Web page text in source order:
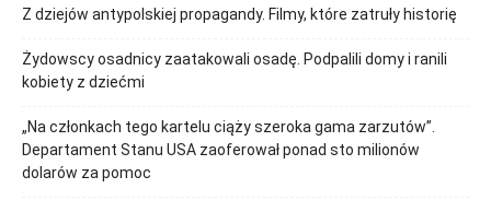
Z dziejów antypolskiej propagandy. Filmy, które zatruły historię
Żydowscy osadnicy zaatakowali osadę. Podpalili domy i ranili
kobiety z dziećmi
„Na członkach tego kartelu ciąży szeroka gama zarzutów”.
Departament Stanu USA zaoferował ponad sto milionów
dolarów za pomoc